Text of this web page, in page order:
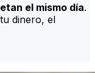
el mismo día.
dinero, el